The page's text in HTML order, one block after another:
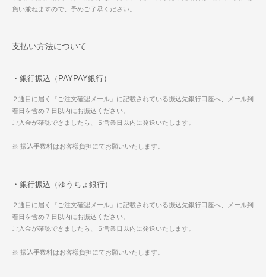
負い兼ねますので、予めご了承ください。
支払い方法について
・銀行振込（PAYPAY銀行）
２通目に届く『ご注文確認メール』に記載されている振込先銀行口座へ、メール到
着日を含め７日以内にお振込ください。
ご入金が確認できましたら、５営業日以内に発送いたします。
※ 振込手数料はお客様負担にてお願いいたします。
・銀行振込（ゆうちょ銀行）
２通目に届く『ご注文確認メール』に記載されている振込先銀行口座へ、メール到
着日を含め７日以内にお振込ください。
ご入金が確認できましたら、５営業日以内に発送いたします。
※ 振込手数料はお客様負担にてお願いいたします。